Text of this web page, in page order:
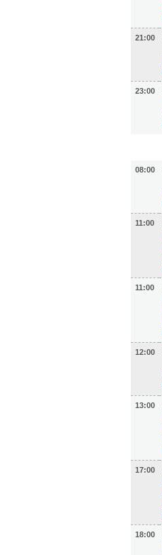
21:00
23:00
08:00
11:00
11:00
12:00
13:00
17:00
18:00